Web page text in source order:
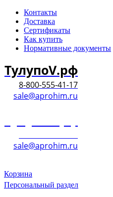
Контакты
Доставка
Сертификаты
Как купить
Нормативные документы
ТулупоV.рф
8-800-555-41-17
sale@aprohim.ru
sale@aprohim.ru
Корзина
Персональный раздел